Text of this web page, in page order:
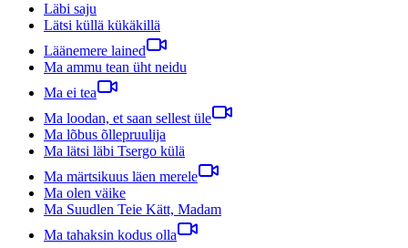
Läbi saju
Lätsi küllä kükäkillä
Läänemere lained
Ma ammu tean üht neidu
Ma ei tea
Ma loodan, et saan sellest üle
Ma lõbus õllepruulija
Ma lätsi läbi Tsergo külä
Ma märtsikuus läen merele
Ma olen väike
Ma Suudlen Teie Kätt, Madam
Ma tahaksin kodus olla